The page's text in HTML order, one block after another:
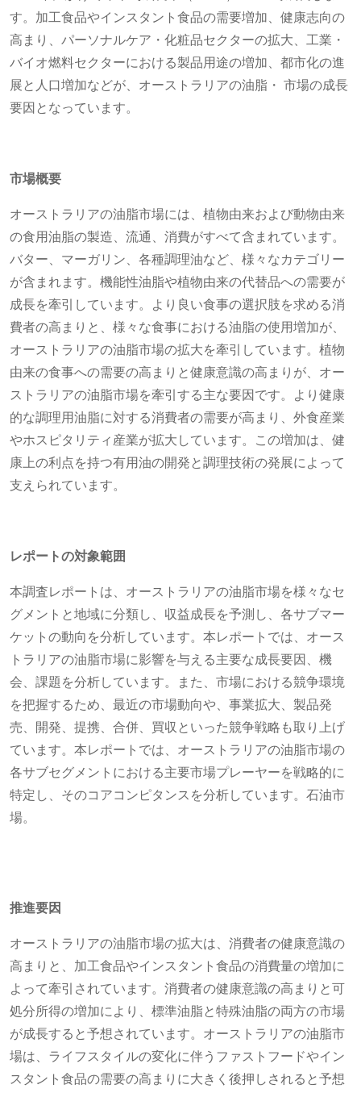
す。加工食品やインスタント食品の需要増加、健康志向の
高まり、パーソナルケア・化粧品セクターの拡大、工業・
バイオ燃料セクターにおける製品用途の増加、都市化の進
展と人口増加などが、オーストラリアの油脂・ 市場の成長
要因となっています。
市場概要
オーストラリアの油脂市場には、植物由来および動物由来
の食用油脂の製造、流通、消費がすべて含まれています。
バター、マーガリン、各種調理油など、様々なカテゴリー
が含まれます。機能性油脂や植物由来の代替品への需要が
成長を牽引しています。より良い食事の選択肢を求める消
費者の高まりと、様々な食事における油脂の使用増加が、
オーストラリアの油脂市場の拡大を牽引しています。植物
由来の食事への需要の高まりと健康意識の高まりが、オー
ストラリアの油脂市場を牽引する主な要因です。より健康
的な調理用油脂に対する消費者の需要が高まり、外食産業
やホスピタリティ産業が拡大しています。この増加は、健
康上の利点を持つ有用油の開発と調理技術の発展によって
支えられています。
レポートの対象範囲
本調査レポートは、オーストラリアの油脂市場を様々なセ
グメントと地域に分類し、収益成長を予測し、各サブマー
ケットの動向を分析しています。本レポートでは、オース
トラリアの油脂市場に影響を与える主要な成長要因、機
会、課題を分析しています。また、市場における競争環境
を把握するため、最近の市場動向や、事業拡大、製品発
売、開発、提携、合併、買収といった競争戦略も取り上げ
ています。本レポートでは、オーストラリアの油脂市場の
各サブセグメントにおける主要市場プレーヤーを戦略的に
特定し、そのコアコンピタンスを分析しています。石油市
場。
推進要因
オーストラリアの油脂市場の拡大は、消費者の健康意識の
高まりと、加工食品やインスタント食品の消費量の増加に
よって牽引されています。消費者の健康意識の高まりと可
処分所得の増加により、標準油脂と特殊油脂の両方の市場
が成長すると予想されています。オーストラリアの油脂市
場は、ライフスタイルの変化に伴うファストフードやイン
スタント食品の需要の高まりに大きく後押しされると予想